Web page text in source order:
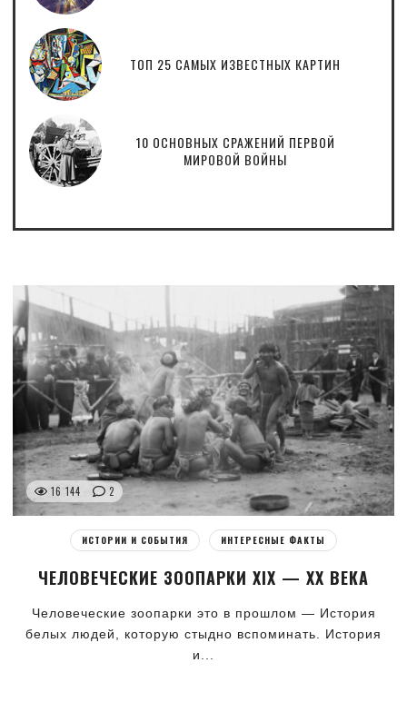
ТОП 25 САМЫХ ИЗВЕСТНЫХ КАРТИН
10 ОСНОВНЫХ СРАЖЕНИЙ ПЕРВОЙ
МИРОВОЙ ВОЙНЫ
16 144 2
ИСТОРИИ И СОБЫТИЯ ИНТЕРЕСНЫЕ ФАКТЫ
ЧЕЛОВЕЧЕСКИЕ ЗООПАРКИ XIX — XX ВЕКА
Человеческие зоопарки это в прошлом — История
белых людей, которую стыдно вспоминать. История
и...